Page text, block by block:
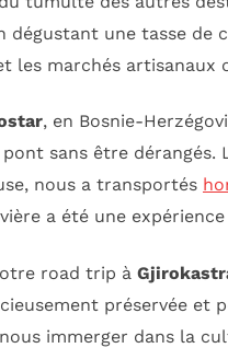
dégustant une tasse de
les marchés artisanaux
, en Bosnie-
sans être dérangés.
nous a transportés
a été une
road trip à
préservée
immerger dans la